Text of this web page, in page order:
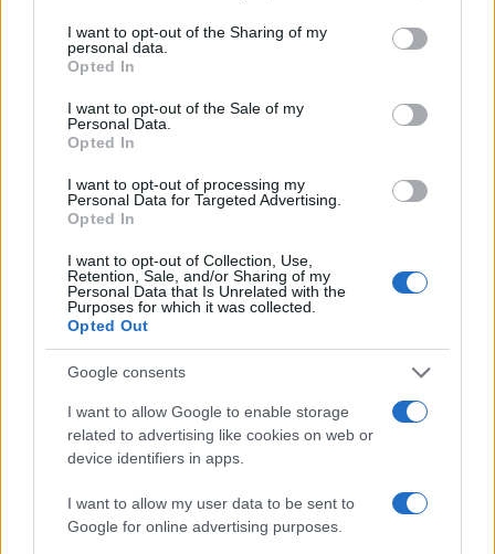
not limited to your visit or usage behaviour. You may click to
grant or deny consent to Google and its third-party tags to
use your data for below specified purposes in below Google
consent section.
I want to opt-out of the Sharing of my
personal data.
Opted In
I want to opt-out of the Sale of my
Personal Data.
Opted In
I want to opt-out of processing my
Personal Data for Targeted Advertising.
Opted In
I want to opt-out of Collection, Use,
Retention, Sale, and/or Sharing of my
Personal Data that Is Unrelated with the
Purposes for which it was collected.
Opted Out
Google consents
I want to allow Google to enable storage
related to advertising like cookies on web or
device identifiers in apps.
I want to allow my user data to be sent to
Google for online advertising purposes.
consigli e abbinamenti
Cristian Castiglioni · 6 Ago 2026
BELLEZZA